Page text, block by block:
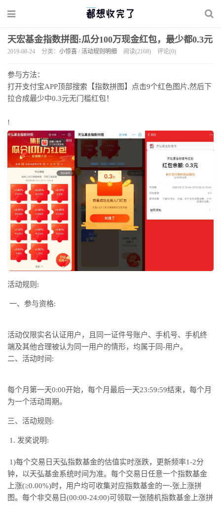
天宏基金指数拼图:瓜分100万现金红包，最少都0.3元
2019-08-24 分类： 小惊喜 / 活动规则明细 阅读(2168) 评论(0)
参与方法：
打开支付宝APP顶部搜索【指数拼图】点击9个红色图片,然后下
拉合成最少中0.3元无门槛红包！
!
活动规则:
一、参与资格:
活动仅限实名认证用户，且同一证件号账户、手机号、手机终
端及其他合理被认为同一用户的情形，均属于同-用户。
二、活动时间:
每个月第一天0:00开始，每个月最后一天23:59:59结束，每个月
为一个活动周期。
三、活动规则:
发奖说明:
1)每个交易日天弘指数基金的估值实时涨跌，更新频率1-2分
钟，以天弘基金系统时间为准。每个交易日任意一个指数基金
上涨(≥0.00%)时，用户均可收集对应指数基金的一-张上涨拼
图。每个非交易日(00:00-24:00)可领取一张随机指数基金上涨拼